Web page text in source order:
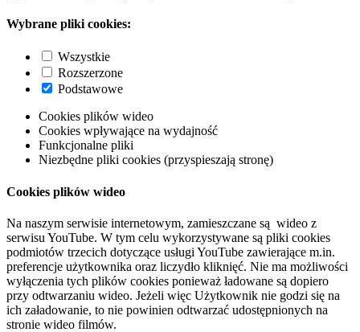
Wybrane pliki cookies:
Wszystkie
Rozszerzone
Podstawowe
Cookies plików wideo
Cookies wpływające na wydajność
Funkcjonalne pliki
Niezbędne pliki cookies (przyspieszają stronę)
Cookies plików wideo
Na naszym serwisie internetowym, zamieszczane są wideo z
serwisu YouTube. W tym celu wykorzystywane są pliki cookies
podmiotów trzecich dotyczące usługi YouTube zawierające m.in.
preferencje użytkownika oraz liczydło kliknięć. Nie ma możliwości
wyłączenia tych plików cookies ponieważ ładowane są dopiero
przy odtwarzaniu wideo. Jeżeli więc Użytkownik nie godzi się na
ich załadowanie, to nie powinien odtwarzać udostępnionych na
stronie wideo filmów.